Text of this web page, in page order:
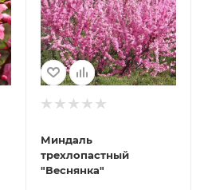
Миндаль
трехлопастный
"Веснянка"